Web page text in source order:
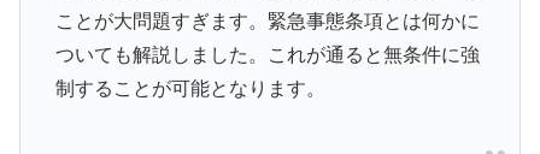
ことが大問題すぎます。緊急事態条項とは何かに
ついても解説しました。これが通ると無条件に強
制することが可能となります。